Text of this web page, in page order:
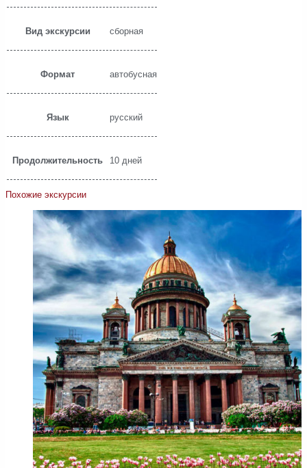
Вид экскурсии сборная
Формат автобусная
Язык русский
Продолжительность 10 дней
Похожие экскурсии